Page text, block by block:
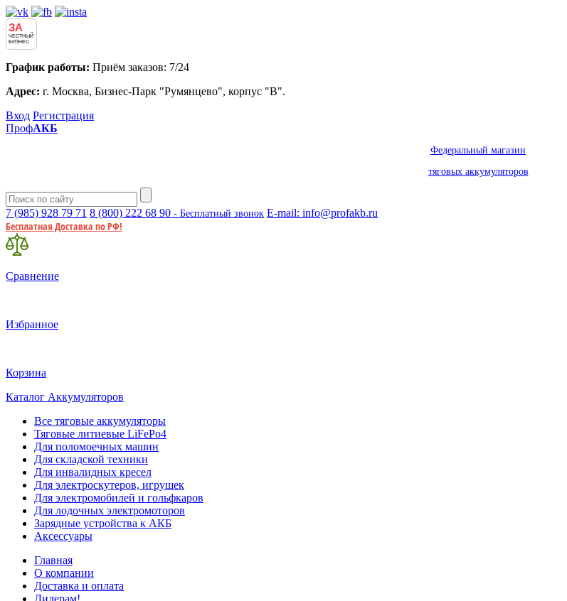
ЗА
ЧЕСТНЫЙ
БИЗНЕС
График работы: Приём заказов: 7/24
Адрес: г. Москва, Бизнес-Парк "Румянцево", корпус "В".
Вход Регистрация
ПрофАКБ
Федеральный магазин
тяговых аккумуляторов
7 (985) 928 79 71 8 (800) 222 68 90 - Бесплатный звонок E-mail: info@profakb.ru
Бесплатная Доставка по РФ!
Сравнение
Избранное
Корзина
Каталог Аккумуляторов
Все тяговые аккумуляторы
Тяговые литиевые LiFePo4
Для поломоечных машин
Для складской техники
Для инвалидных кресел
Для электроскутеров, игрушек
Для электромобилей и гольфкаров
Для лодочных электромоторов
Зарядные устройства к АКБ
Аксессуары
Главная
О компании
Доставка и оплата